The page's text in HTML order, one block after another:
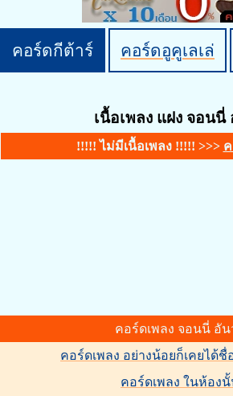
คอร์ดกีต้าร์ คอร์ดอูคูเลเล่
เนื้อเพลง แฝง จอนนี่
!!!!! ไม่มีเนื้อเพลง !!!!! >>>
คอร์ดเพลง จอนนี่ อัน
คอร์ดเพลง อย่างน้อยก็เคยได้
คอร์ดเพลง ในห้อง